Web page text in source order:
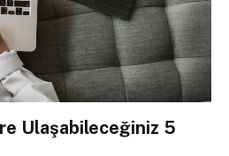
Ulaşabileceğiniz 5